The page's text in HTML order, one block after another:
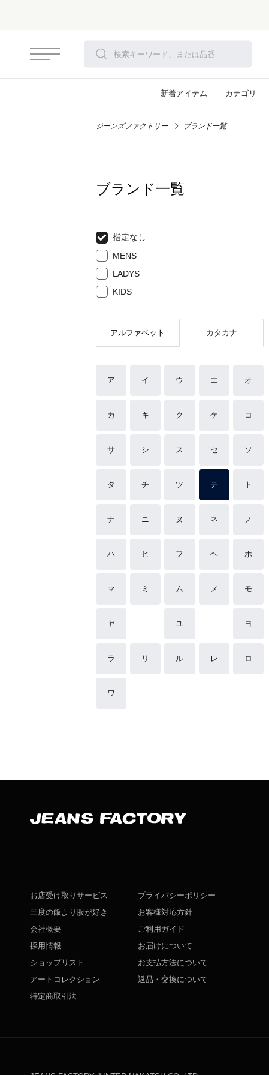
新着アイテム カテゴリ
ジーンズファクトリー ブランド一覧
ブランド一覧
指定なし
MENS
LADYS
KIDS
アルファベット カタカナ
ア イ ウ エ オ
カ キ ク ケ コ
サ シ ス セ ソ
タ チ ツ テ ト
ナ ニ ヌ ネ ノ
ハ ヒ フ ヘ ホ
マ ミ ム メ モ
ヤ ユ ヨ
ラ リ ル レ ロ
ワ
お店受け取りサービス
三度の飯より服が好き
会社概要
採用情報
ショップリスト
アートコレクション
特定商取引法
プライバシーポリシー
お客様対応方針
ご利用ガイド
お届けについて
お支払方法について
返品・交換について